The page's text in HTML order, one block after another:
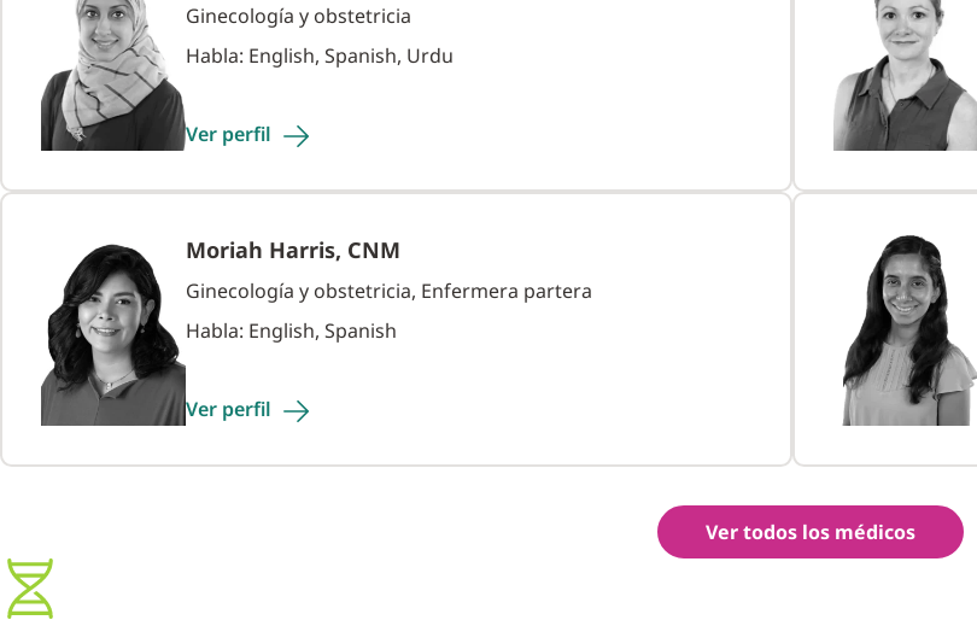
Ginecología y obstetricia
Habla: English, Spanish, Urdu
Ver perfil
Moriah Harris, CNM
Ginecología y obstetricia, Enfermera partera
Habla: English, Spanish
Ver perfil
Ver todos los médicos